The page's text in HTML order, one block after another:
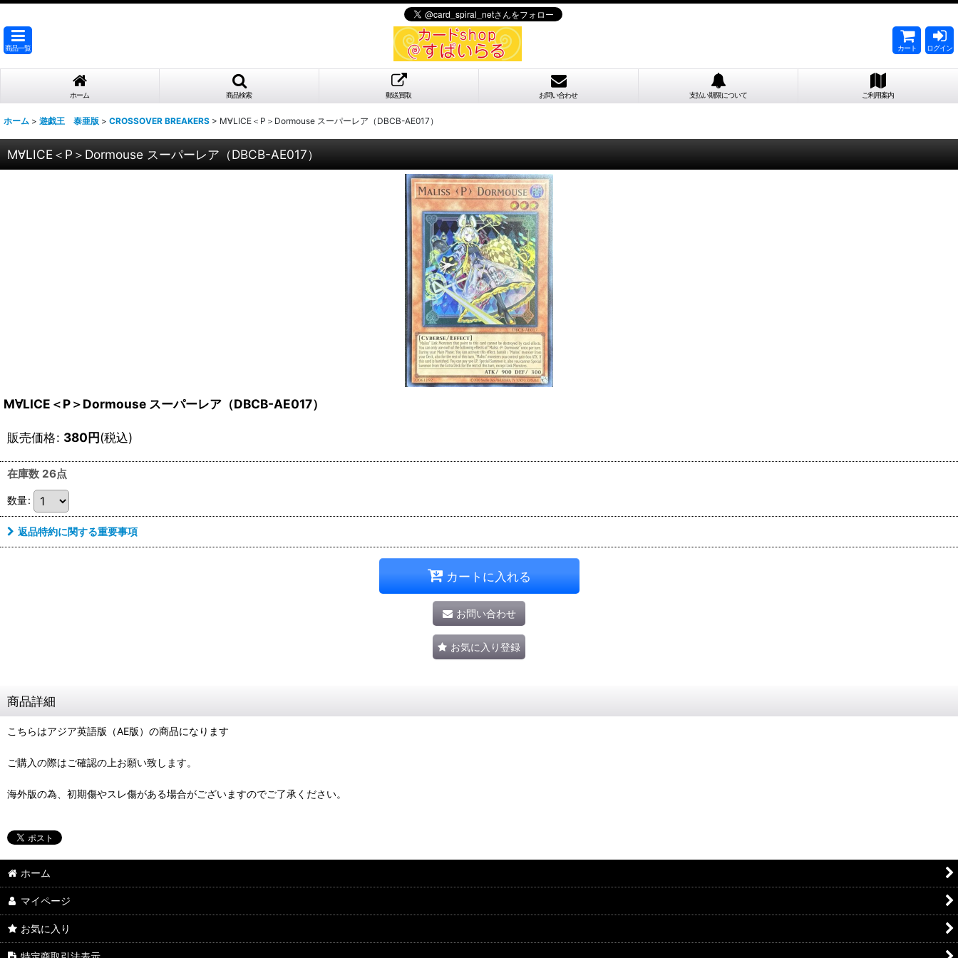
商品一覧 カート ログイン
ホーム 商品検索 郵送買取 お問い合わせ 支払い期限について ご利用案内
ホーム > 遊戯王 泰亜版 > CROSSOVER BREAKERS > M∀LICE＜P＞Dormouse スーパーレア（DBCB-AE017）
M∀LICE＜P＞Dormouse スーパーレア（DBCB-AE017）
M∀LICE＜P＞Dormouse スーパーレア（DBCB-AE017）
販売価格: 380円(税込)
在庫数 26点
数量:
返品特約に関する重要事項
カートに入れる
お問い合わせ
お気に入り登録
商品詳細
こちらはアジア英語版（AE版）の商品になります
ご購入の際はご確認の上お願い致します。
海外版の為、初期傷やスレ傷がある場合がございますのでご了承ください。
ホーム
マイページ
お気に入り